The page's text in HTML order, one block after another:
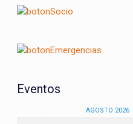
Eventos
AGOSTO 2026